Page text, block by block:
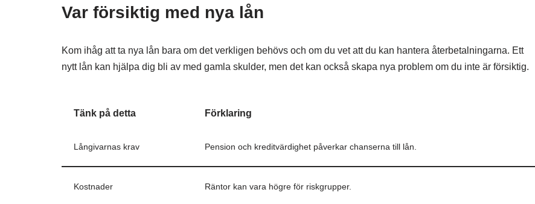
Var försiktig med nya lån
Kom ihåg att ta nya lån bara om det verkligen behövs och om du vet att du kan hantera återbetalningarna. Ett
nytt lån kan hjälpa dig bli av med gamla skulder, men det kan också skapa nya problem om du inte är försiktig.
Tänk på detta Förklaring
Långivarnas krav Pension och kreditvärdighet påverkar chanserna till lån.
Kostnader Räntor kan vara högre för riskgrupper.